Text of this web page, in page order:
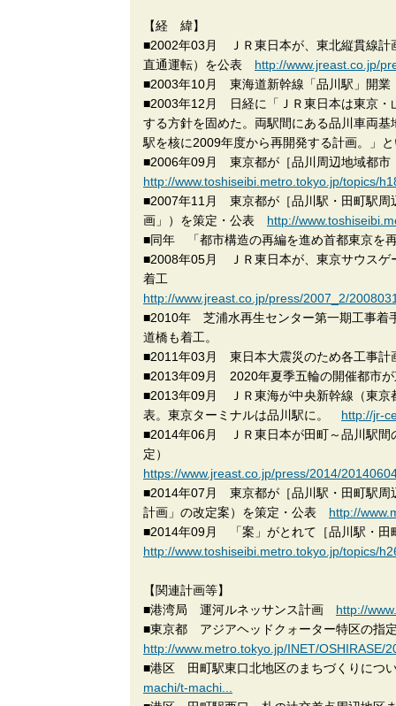
【経 緯】
■2002年03月 ＪＲ東日本が、東北縦貫線計
直通運転）を公表 http://www.jreast.co.jp/
■2003年10月 東海道新幹線「品川駅」開業
■2003年12月 日経に「ＪＲ東日本は東京・
する方針を固めた。両駅間にある品川車両
駅を核に2009年度から再開発する計画。」と
■2006年09月 東京都が［品川周辺地域都市
http://www.toshiseibi.metro.tokyo.jp/topics/
■2007年11月 東京都が［品川駅・田町駅周
画」）を策定・公表 http://
■同年 「都市構造の再編を進め首都東京を
■2008年05月 ＪＲ東日本が、東京サウスゲ
着工
http://www.jreast.co.jp/press/2007_2/
■2010年 芝浦水再生センター第一期工事着
道橋も着工。
■2011年03月 東日本大震災のため各工事計
■2013年09月 2020年夏季五輪の開催都市が
■2013年09月 ＪＲ東海が中央新幹線（東京
表。東京ターミナルは品川駅に。 http://jr-
■2014年06月 ＪＲ東日本が田町～品川駅間
定）
https://www.jreast.co.jp/press/2014/
■2014年07月 東京都が［品川駅・田町駅周
計画」の改定案）を策定・公表 http://
■2014年09月 「案」がとれて［品川駅・田
http://www.toshiseibi.metro.tokyo.jp/topics/
【関連計画等】
■港湾局 運河ルネッサンス計画 http://
■東京都 アジアヘッドクォーター特区の指
http://www.metro.tokyo.jp/INET/OSHIRASE/
■港区 田町駅東口北地区のまちづくりにつ
machi/t-machi...